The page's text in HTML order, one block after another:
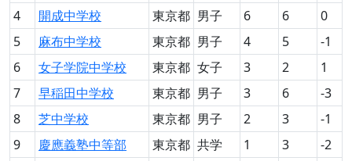
4
開成中学校 東京都 男子 6 6
0
5
麻布中学校 東京都 男子 4 5
-1
6
女子学院中学校 東京都 女子 3 2
1
7
早稲田中学校 東京都 男子 3 6
-3
8
芝中学校 東京都 男子 2 3
-1
9
慶應義塾中等部 東京都 共学 1 3
-2